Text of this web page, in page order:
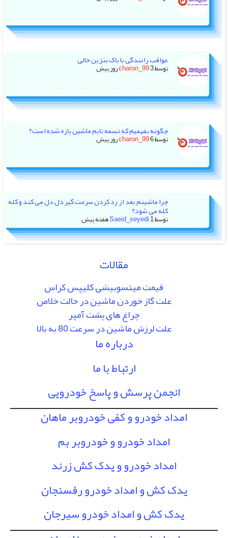
عواقب رانندگی با باک بنزین خالی
توسط charon_993 روز پیش
چگونه بفهمیم که تسمه تایم ماشین پاره شده است؟
توسط charon_996 روز پیش
چرا ماشینم بعد از رد کردن سرعت گیر دل دل می کند و کله
کله می شود؟
توسط Saeid_seyedi1 هفته پیش
مقالات
قیمت میتسوبیشی کلیپس کراس
علت گاز خوردن ماشین در حالت خلاص
چراغ های پشت آمپر
علت لرزش ماشین در سرعت 80 به بالا
درباره ما
ارتباط با ما
انجمن پرسش و پاسخ خودرویی
امداد خودرو و کفی خودروبر ماهان
امداد خودرو و خودروبر بم
امداد خودرو و یدک کش زرند
یدک کش و امداد خودرو رفسنجان
یدک کش و امداد خودرو سیرجان